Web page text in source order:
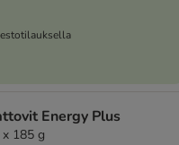
Energy Plus
x 185 g